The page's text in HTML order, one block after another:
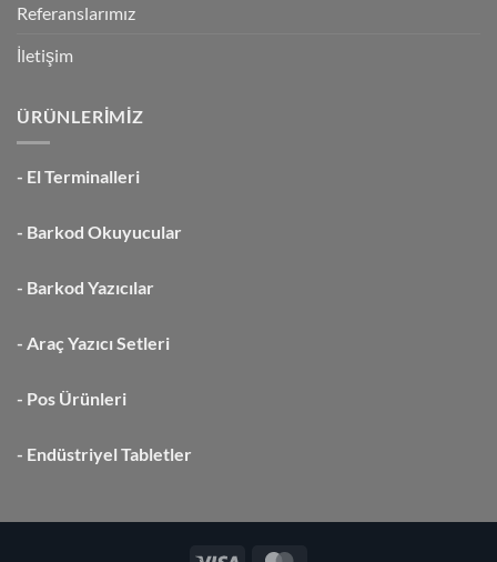
Referanslarımız
İletişim
ÜRÜNLERİMİZ
- El Terminalleri
- Barkod Okuyucular
- Barkod Yazıcılar
- Araç Yazıcı Setleri
- Pos Ürünleri
- Endüstriyel Tabletler